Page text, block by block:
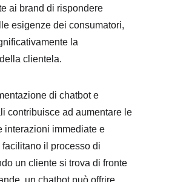
ai brand di rispondere
esigenze dei consumatori,
la
clientela.
di chatbot e
contribuisce ad aumentare le
interazioni immediate e
il processo di
un cliente si trova di fronte
un chatbot può offrire